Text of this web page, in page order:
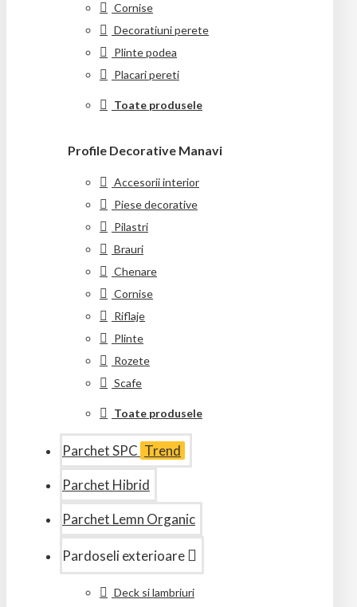
Cornise
Decoratiuni perete
Plinte podea
Placari pereti
Toate produsele
Profile Decorative Manavi
Accesorii interior
Piese decorative
Pilastri
Brauri
Chenare
Cornise
Riflaje
Plinte
Rozete
Scafe
Toate produsele
Parchet SPC Trend
Parchet Hibrid
Parchet Lemn Organic
Pardoseli exterioare
Deck si lambriuri